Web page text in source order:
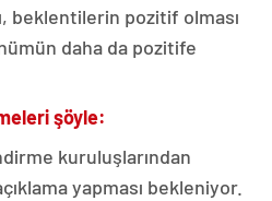
beklentilerin pozitif olması
daha da pozitife
şöyle:
kuruluşlarından
yapması bekleniyor.